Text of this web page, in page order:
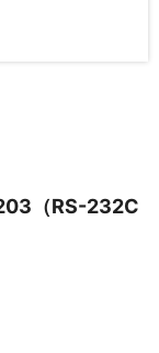
（RS-232C